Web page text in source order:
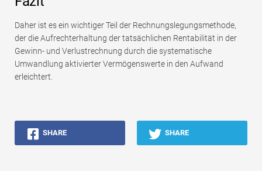
Daher ist es ein wichtiger Teil der Rechnungslegungsmethode,
der die Aufrechterhaltung der tatsächlichen Rentabilität in der
Gewinn- und Verlustrechnung durch die systematische
Umwandlung aktivierter Vermögenswerte in den Aufwand
erleichtert.
SHARE SHARE